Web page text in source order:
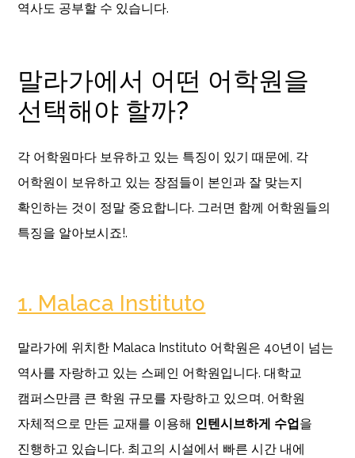
역사도 공부할 수 있습니다.
말라가에서 어떤 어학원을
선택해야 할까?
각 어학원마다 보유하고 있는 특징이 있기 때문에, 각
어학원이 보유하고 있는 장점들이 본인과 잘 맞는지
확인하는 것이 정말 중요합니다. 그러면 함께 어학원들의
특징을 알아보시죠!.
1. Malaca Instituto
말라가에 위치한 Malaca Instituto 어학원은 40년이 넘는
역사를 자랑하고 있는 스페인 어학원입니다. 대학교
캠퍼스만큼 큰 학원 규모를 자랑하고 있으며, 어학원
자체적으로 만든 교재를 이용해 인텐시브하게 수업 을
진행하고 있습니다. 최고의 시설에서 빠른 시간 내에